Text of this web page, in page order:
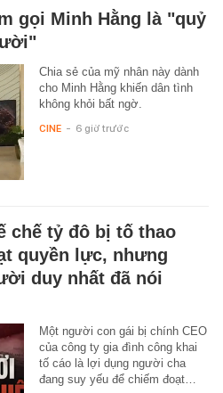
gọi Minh Hằng là "quỷ
Chia sẻ của mỹ nhân này dành
cho Minh Hằng khiến dân tình
không khỏi bất ngờ.
CINE - 6 giờ trước
chế tỷ đô bị tố thao
quyền lực, nhưng
duy nhất đã nói
Một người con gái bị chính CEO
của công ty gia đình công khai
tố cáo là lợi dụng người cha
đang suy yếu để chiếm đoạt…